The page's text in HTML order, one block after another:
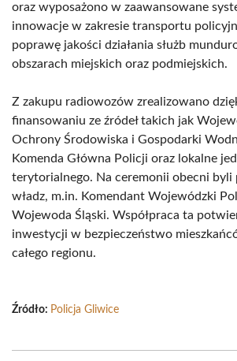
oraz wyposażono w zaawansowane
innowacje w zakresie transportu
poprawę jakości działania służb
obszarach miejskich oraz podmiejskich.
Z zakupu radiowozów zrealizowano
finansowaniu ze źródeł takich jak
Ochrony Środowiska i Gospodarki
Komenda Główna Policji oraz lokalne
terytorialnego. Na ceremonii obecni byli
władz, m.in. Komendant Wojewódzki
Wojewoda Śląski. Współpraca ta
inwestycji w bezpieczeństwo
całego regionu.
Źródło: Policja Gliwice